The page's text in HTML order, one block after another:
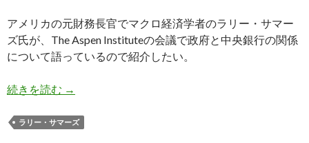
アメリカの元財務長官でマクロ経済学者のラリー・サマー
ズ氏が、The Aspen Instituteの会議で政府と中央銀行の関係
について語っているので紹介したい。
続きを読む サマーズ氏: 政治家が中央銀行に低金利圧力をか
→
ラリー・サマーズ